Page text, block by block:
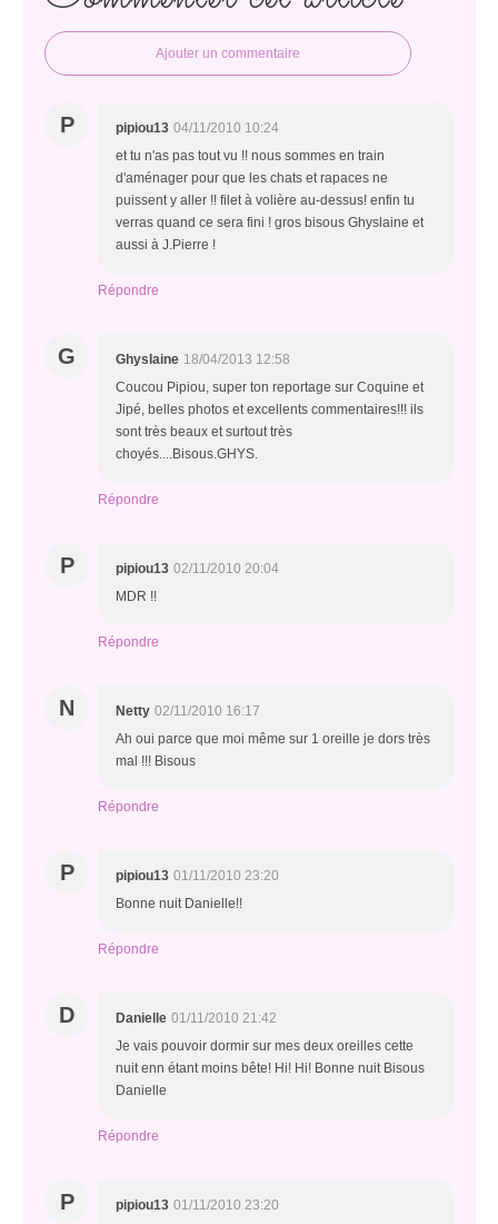
Ajouter un commentaire
P pipiou13 04/11/2010 10:24
et tu n'as pas tout vu !! nous sommes en train
d'aménager pour que les chats et rapaces ne
puissent y aller !! filet à volière au-dessus! enfin tu
verras quand ce sera fini ! gros bisous Ghyslaine et
aussi à J.Pierre !
Répondre
G Ghyslaine 18/04/2013 12:58
Coucou Pipiou, super ton reportage sur Coquine et
Jipé, belles photos et excellents commentaires!!! ils
sont très beaux et surtout très
choyés....Bisous.GHYS.
Répondre
P pipiou13 02/11/2010 20:04
MDR !!
Répondre
N Netty 02/11/2010 16:17
Ah oui parce que moi même sur 1 oreille je dors très
mal !!! Bisous
Répondre
P pipiou13 01/11/2010 23:20
Bonne nuit Danielle!!
Répondre
D Danielle 01/11/2010 21:42
Je vais pouvoir dormir sur mes deux oreilles cette
nuit enn étant moins bête! Hi! Hi! Bonne nuit Bisous
Danielle
Répondre
P pipiou13 01/11/2010 23:20